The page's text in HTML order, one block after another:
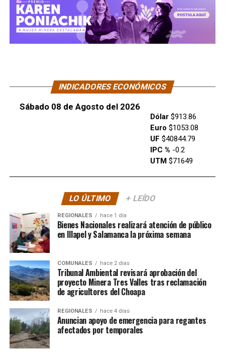
INDICADORES ECONÓMICOS
Sábado 08 de Agosto del 2026
Dólar$913.86
Euro $1053.08
UF $40844.79
IPC % -0.2
UTM$71649
LO ÚLTIMO + LEÍDO
REGIONALES hace 1 día
Bienes Nacionales realizará atención de público
en Illapel y Salamanca la próxima semana
COMUNALES hace 2 días
Tribunal Ambiental revisará aprobación del
proyecto Minera Tres Valles tras reclamación
de agricultores del Choapa
REGIONALES hace 4 días
Anuncian apoyo de emergencia para regantes
afectados por temporales